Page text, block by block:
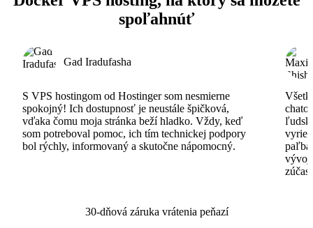
spoľahnúť
Gad Iradufasha
S VPS hostingom od Hostinger som nesmierne
spokojný! Ich dostupnosť je neustále špičková,
vďaka čomu moja stránka beží hladko. Vždy, keď
som potreboval pomoc, ich tím technickej podpory
bol rýchly, informovaný a skutočne nápomocný.
30-dňová záruka vrátenia peňazí